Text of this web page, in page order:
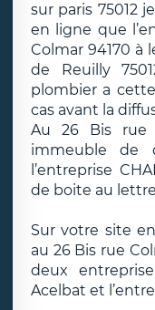
sur paris 75012
en ligne que
Colmar 94170 à
de Reuilly
plombier a
cas avant la
Au 26 Bis rue
immeuble de
l’entreprise
de boite au
Sur votre site
au 26 Bis rue
deux
Acelbat et